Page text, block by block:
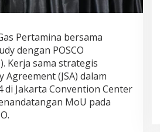
Pertamina bersama
dengan POSCO
Kerja sama strategis
(JSA) dalam
di Jakarta Convention Center
MoU pada